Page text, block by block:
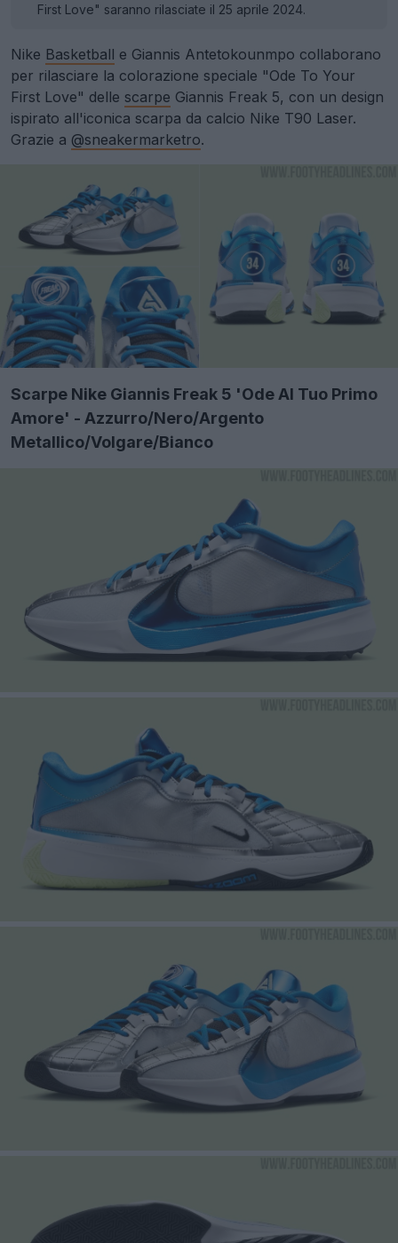
First Love" saranno rilasciate il 25 aprile 2024.
Nike Basketball e Giannis Antetokounmpo collaborano
per rilasciare la colorazione speciale "Ode To Your
First Love" delle scarpe Giannis Freak 5, con un design
ispirato all'iconica scarpa da calcio Nike T90 Laser.
Grazie a @sneakermarketro.
Scarpe Nike Giannis Freak 5 'Ode Al Tuo Primo
Amore' - Azzurro/Nero/Argento
Metallico/Volgare/Bianco